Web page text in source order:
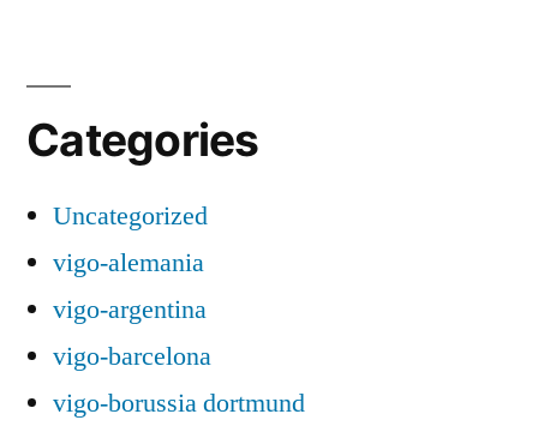
Categories
Uncategorized
vigo-alemania
vigo-argentina
vigo-barcelona
vigo-borussia dortmund